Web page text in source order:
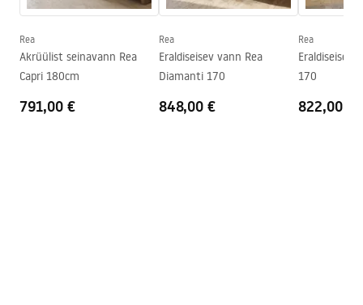
Kork ja sifoon komplektis
Jah
Garantii
Rea
Akrüülist seinavann Rea
Capri 180cm
791,00 €
Rea
Eraldiseisev vann Rea
Diamanti 170
848,00 €
Rea
Eraldiseisev
170
822,00 €